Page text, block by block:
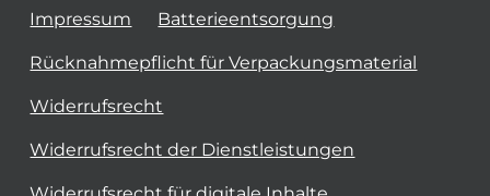
Impressum Batterieentsorgung
Rücknahmepflicht für Verpackungsmaterial
Widerrufsrecht
Widerrufsrecht der Dienstleistungen